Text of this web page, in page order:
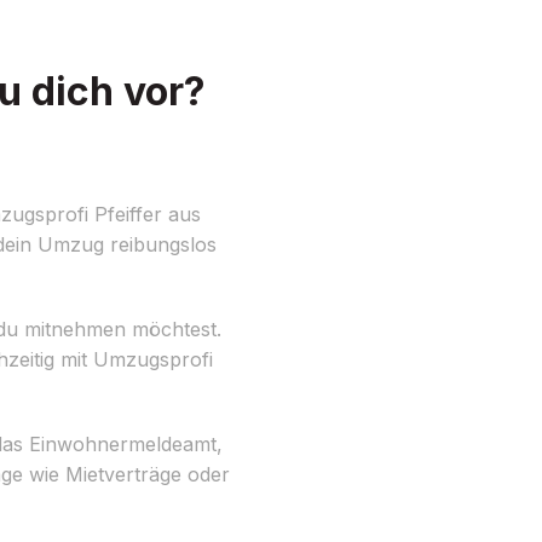
dich vor?
Pfeiffer aus
Umzug reibungslos
mitnehmen möchtest.
mit Umzugsprofi
Einwohnermeldeamt,
wie Mietverträge oder